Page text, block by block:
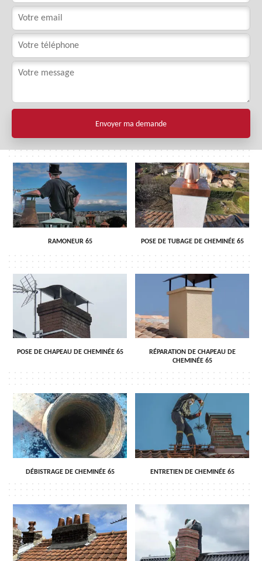
RAMONEUR 65 POSE DE TUBAGE DE CHEMINÉE 65
POSE DE CHAPEAU DE CHEMINÉE 65
RÉPARATION DE CHAPEAU DE
CHEMINÉE 65
DÉBISTRAGE DE CHEMINÉE 65 ENTRETIEN DE CHEMINÉE 65